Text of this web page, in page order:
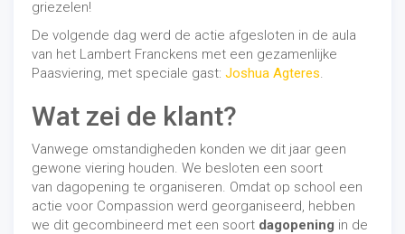
griezelen!
De volgende dag werd de actie afgesloten in de aula
van het Lambert Franckens met een gezamenlijke
Paasviering, met speciale gast: Joshua Agteres.
Wat zei de klant?
Vanwege omstandigheden konden we dit jaar geen
gewone viering houden. We besloten een soort
van dagopening te organiseren. Omdat op school een
actie voor Compassion werd georganiseerd, hebben
we dit gecombineerd met een soort dagopening in de